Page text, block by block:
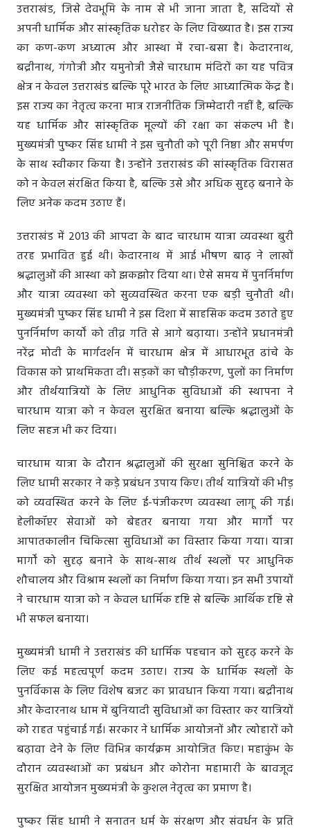
उत्तराखंड, जिसे देवभूमि के नाम से भी जाना जाता है, सदियों से
अपनी धार्मिक और सांस्कृतिक धरोहर के लिए विख्यात है। इस राज्य
का कण-कण अध्यात्म और आस्था में रचा-बसा है। केदारनाथ,
बद्रीनाथ, गंगोत्री और यमुनोत्री जैसे चारधाम मंदिरों का यह पवित्र
क्षेत्र न केवल उत्तराखंड बल्कि पूरे भारत के लिए आध्यात्मिक केंद्र है।
इस राज्य का नेतृत्व करना मात्र राजनीतिक जिम्मेदारी नहीं है, बल्कि
यह धार्मिक और सांस्कृतिक मूल्यों की रक्षा का संकल्प भी है।
मुख्यमंत्री पुष्कर सिंह धामी ने इस चुनौती को पूरी निष्ठा और समर्पण
के साथ स्वीकार किया है। उन्होंने उत्तराखंड की सांस्कृतिक विरासत
को न केवल संरक्षित किया है, बल्कि उसे और अधिक सुदृढ़ बनाने के
लिए अनेक कदम उठाए हैं।
उत्तराखंड में 2013 की आपदा के बाद चारधाम यात्रा व्यवस्था बुरी
तरह प्रभावित हुई थी। केदारनाथ में आई भीषण बाढ़ ने लाखों
श्रद्धालुओं की आस्था को झकझोर दिया था। ऐसे समय में पुनर्निर्माण
और यात्रा व्यवस्था को सुव्यवस्थित करना एक बड़ी चुनौती थी।
मुख्यमंत्री पुष्कर सिंह धामी ने इस दिशा में साहसिक कदम उठाते हुए
पुनर्निर्माण कार्यों को तीव्र गति से आगे बढ़ाया। उन्होंने प्रधानमंत्री
नरेंद्र मोदी के मार्गदर्शन में चारधाम क्षेत्र में आधारभूत ढांचे के
विकास को प्राथमिकता दी। सड़कों का चौड़ीकरण, पुलों का निर्माण
और तीर्थयात्रियों के लिए आधुनिक सुविधाओं की स्थापना ने
चारधाम यात्रा को न केवल सुरक्षित बनाया बल्कि श्रद्धालुओं के
लिए सहज भी कर दिया।
चारधाम यात्रा के दौरान श्रद्धालुओं की सुरक्षा सुनिश्चित करने के
लिए धामी सरकार ने कड़े प्रबंधन उपाय किए। तीर्थ यात्रियों की भीड़
को व्यवस्थित करने के लिए ई-पंजीकरण व्यवस्था लागू की गई।
हेलीकॉप्टर सेवाओं को बेहतर बनाया गया और मार्गों पर
आपातकालीन चिकित्सा सुविधाओं का विस्तार किया गया। यात्रा
मार्गों को सुदृढ़ बनाने के साथ-साथ तीर्थ स्थलों पर आधुनिक
शौचालय और विश्राम स्थलों का निर्माण किया गया। इन सभी उपायों
ने चारधाम यात्रा को न केवल धार्मिक दृष्टि से बल्कि आर्थिक दृष्टि से
भी सफल बनाया।
मुख्यमंत्री धामी ने उत्तराखंड की धार्मिक पहचान को सुदृढ़ करने के
लिए कई महत्वपूर्ण कदम उठाए। राज्य के धार्मिक स्थलों के
पुनर्विकास के लिए विशेष बजट का प्रावधान किया गया। बद्रीनाथ
और केदारनाथ धाम में बुनियादी सुविधाओं का विस्तार कर यात्रियों
को राहत पहुंचाई गई। सरकार ने धार्मिक आयोजनों और त्योहारों को
बढ़ावा देने के लिए विभिन्न कार्यक्रम आयोजित किए। महाकुंभ के
दौरान व्यवस्थाओं का प्रबंधन और कोरोना महामारी के बावजूद
सुरक्षित आयोजन मुख्यमंत्री के कुशल नेतृत्व का प्रमाण है।
पुष्कर सिंह धामी ने सनातन धर्म के संरक्षण और संवर्धन के प्रति